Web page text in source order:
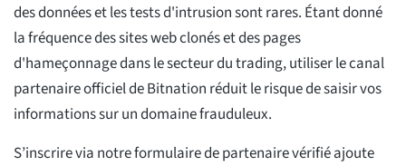
des données et les tests d'intrusion sont rares. Étant donné
la fréquence des sites web clonés et des pages
d'hameçonnage dans le secteur du trading, utiliser le canal
partenaire officiel de Bitnation réduit le risque de saisir vos
informations sur un domaine frauduleux.
S’inscrire via notre formulaire de partenaire vérifié ajoute